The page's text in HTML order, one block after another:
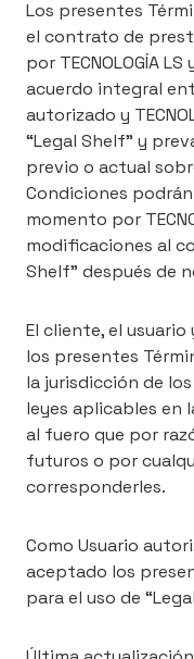
Los presentes
el contrato de
por TECNOLOGÍA
acuerdo integral
autorizado y
“Legal Shelf” y
previo o actual
Condiciones
momento por
modificaciones al
Shelf” después de
El cliente, el usuario
los presentes
la jurisdicción de
leyes aplicables en
al fuero que por
futuros o por
corresponderles.
Como Usuario
aceptado los
para el uso de